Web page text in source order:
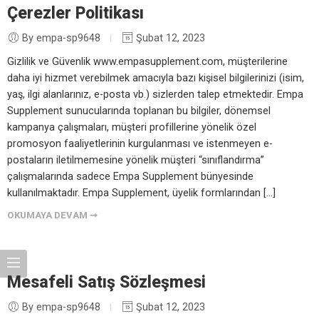
Çerezler Politikası
By empa-sp9648
Şubat 12, 2023
Gizlilik ve Güvenlik www.empasupplement.com, müşterilerine
daha iyi hizmet verebilmek amacıyla bazı kişisel bilgilerinizi (isim,
yaş, ilgi alanlarınız, e-posta vb.) sizlerden talep etmektedir. Empa
Supplement sunucularında toplanan bu bilgiler, dönemsel
kampanya çalışmaları, müşteri profillerine yönelik özel
promosyon faaliyetlerinin kurgulanması ve istenmeyen e-
postaların iletilmemesine yönelik müşteri “sınıflandırma”
çalışmalarında sadece Empa Supplement bünyesinde
kullanılmaktadır. Empa Supplement, üyelik formlarından […]
OKUMAYA DEVAM ➞
Mesafeli Satış Sözleşmesi
By empa-sp9648
Şubat 12, 2023